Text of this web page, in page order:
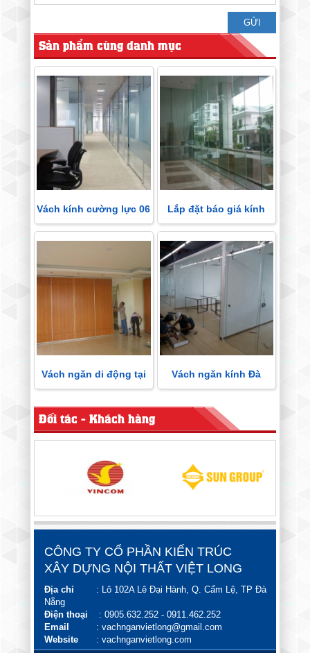
Sản phẩm cùng danh mục
Vách kính cường lực 06 Lắp đặt báo giá kính
cường lực 10mm
Vách ngăn di động tại Vách ngăn kính Đà
Đối tác - Khách hàng
CÔNG TY CỔ PHẦN KIẾN TRÚC
XÂY DỰNG NỘI THẤT VIỆT LONG
Địa chỉ
: Lô 102A Lê Đại Hành, Q. Cẩm Lệ, TP Đà
Nẵng
Điện thoại
: 0905.632.252 - 0911.462.252
Email
: vachnganvietlong@gmail.com
Website
: vachnganvietlong.com